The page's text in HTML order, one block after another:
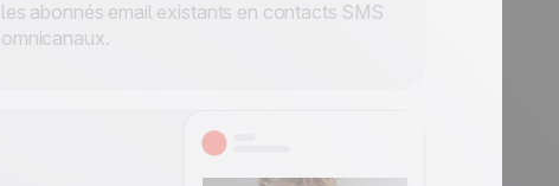
les abonnés email existants en contacts SMS
omnicanaux.